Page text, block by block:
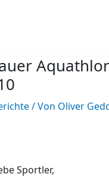
/ Von Oliver
Sportler,